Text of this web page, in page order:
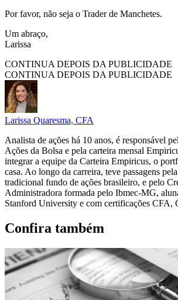
Por favor, não seja o Trader de Manchetes.
Um abraço,
Larissa
CONTINUA DEPOIS DA PUBLICIDADE
CONTINUA DEPOIS DA PUBLICIDADE
Larissa Quaresma, CFA
Analista de ações há 10 anos, é responsável
Ações da Bolsa e pela carteira mensal
integrar a equipe da Carteira Empiricus, o
casa. Ao longo da carreira, teve passagens
tradicional fundo de ações brasileiro, e pelo
Administradora formada pelo Ibmec-MG,
Stanford University e com certificações CFA,
Confira também